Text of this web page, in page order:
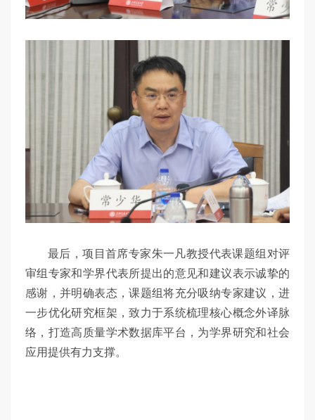
最后，项目首席专家朱一凡教授代表课题组对评
审组专家和学界代表所提出的意见和建议表示诚挚的
感谢，并明确表态，课题组将充分吸纳专家建议，进
一步优化研究框架，致力于系统梳理核心概念外译脉
络，打造高质量学术数据库平台，为学界研究和社会
应用提供有力支撑。